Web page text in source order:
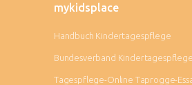
mykidsplace
Handbuch Kindertagespflege
Bundesverband Kindertagespflege
Tagespflege-Online Taprogge-